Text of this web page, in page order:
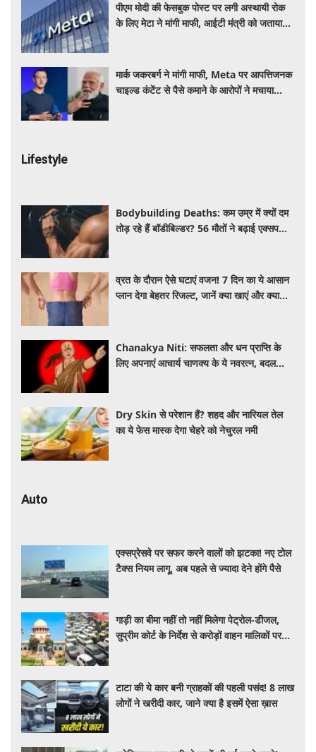
पीएम मोदी की फेसबुक पोस्ट पर लगी अस्थायी रोक
के लिए मेटा ने मांगी माफी, आईटी मंत्री को जताया
मार्क जकरबर्ग ने मांगी माफी, Meta पर आपत्तिजनक
चाइल्ड कंटेंट से पैसे कमाने के आरोपों ने मचाया
Lifestyle
Bodybuilding Deaths: कम उम्र में क्यों दम
तोड़ रहे हैं बॉडीबिल्डर? 56 मौतों ने बढ़ाई एक्सपर्ट्स
व्रत के दौरान ऐसे घटाएं वजन! 7 दिन का ये आसान
प्लान देगा बेहतर रिजल्ट, जानें क्या खाएं और क्या
Chanakya Niti: सफलता और धन प्राप्ति के
लिए अपनाएं आचार्य चाणक्य के ये नवरत्न, बदल
Dry Skin से परेशान हैं? शहद और नारियल तेल
का ये फेस मास्क देगा चेहरे को नेचुरल नमी
Auto
एक्सप्रेसवे पर सफर करने वालों को झटका! नए टोल
टैक्स नियम लागू, अब पहले से ज्यादा देने होंगे पैसे
गाड़ी का बीमा नहीं तो नहीं मिलेगा पेट्रोल-डीजल,
सुप्रीम कोर्ट के निर्देश से करोड़ों वाहन मालिकों पर
टाटा की ये कार बनी ग्राहकों की पहली पसंद! 8 लाख
लोगों ने खरीदी कार, जाने क्या है इसमें ऐसा ख़ास